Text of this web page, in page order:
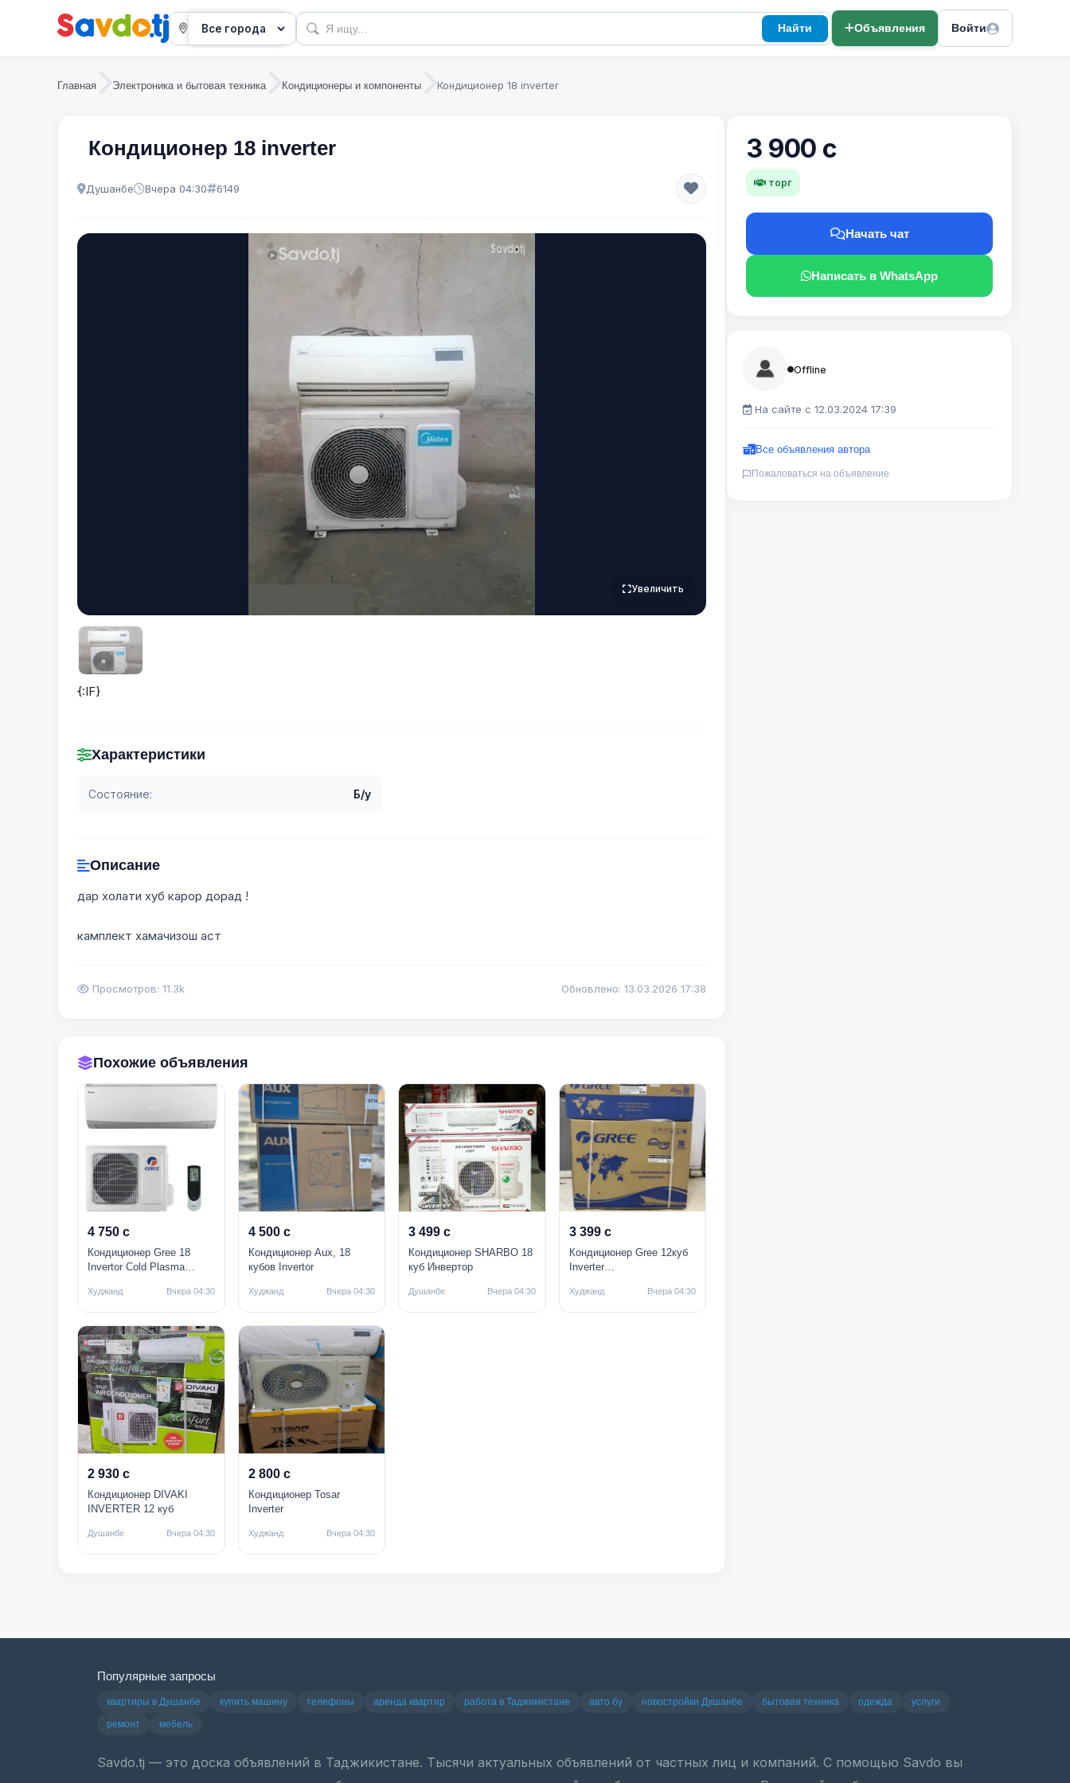
Найти Объявления Войти
Главная Электроника и бытовая техника Кондиционеры и компоненты Кондиционер 18 inverter
Кондиционер 18 inverter
Душанбе Вчера 04:30 6149
Увеличить
{:IF}
Характеристики
Состояние: Б/у
Описание
дар холати хуб карор дорад !
камплект хамачизош аст
Просмотров: 11.3k Обновлено: 13.03.2026 17:38
Похожие объявления
4 750 с
Кондиционер Gree 18
Invertor Cold Plasma
K3NNA1B
Худжанд Вчера 04:30
4 500 с
Кондиционер Aux, 18
кубов Invertor
Худжанд Вчера 04:30
3 499 с
Кондиционер SHARBO 18
куб Инвертор
Душанбе Вчера 04:30
3 399 с
Кондиционер Gree 12куб
Inverter
Худжанд Вчера 04:30
2 930 с
Кондиционер DIVAKI
INVERTER 12 куб
Душанбе Вчера 04:30
2 800 с
Кондиционер Tosar
Inverter
Худжанд Вчера 04:30
3 900 с
торг
Начать чат
Написать в WhatsApp
Offline
На сайте с 12.03.2024 17:39
Все объявления автора
Пожаловаться на объявление
Популярные запросы
квартиры в Душанбе купить машину телефоны аренда квартир работа в Таджикистане авто бу новостройки Душанбе бытовая техника одежда
услуги
ремонт
мебель
Savdo.tj — это доска объявлений в Таджикистане. Тысячи актуальных объявлений от частных лиц и компаний. С помощью Savdo вы